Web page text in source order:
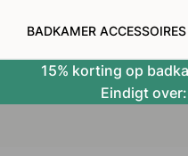
BADKAMER ACCESSOIRES
15% korting op
Eindigt over: